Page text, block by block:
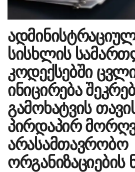
სისხლის
კოდექსებში
ინიცირება
გამოხატვის
პირდაპირ
არასამთავრობო
ორგანიზაციების